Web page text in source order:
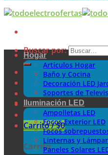
Buscar por:
Carrito /$0
Carrito
Hogar
Articulos Hogar
Baño y Cocina
Decoración LED
Soportes de
Iluminación LED
Ampolletas LED
Focos Exterior LED
Focos
Linternas y
Paneles Solares